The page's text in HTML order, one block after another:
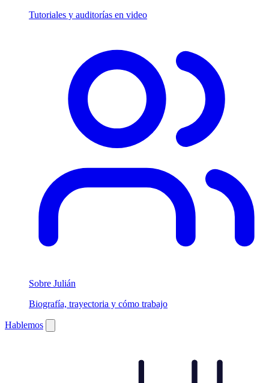
Tutoriales y auditorías en video
Sobre Julián
Biografía, trayectoria y cómo trabajo
Hablemos